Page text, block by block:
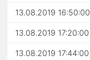
13.08.2019 16:50:00
13.08.2019 17:20:00
13.08.2019 17:44:00